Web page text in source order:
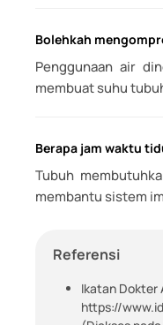
Bolehkah
Penggunaan air
membuat suhu
Berapa jam waktu
Tubuh
membantu sistem
Referensi
Ikatan Dokter
https://